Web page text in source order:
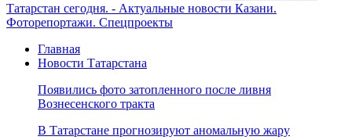
Татарстан сегодня. - Актуальные новости Казани.
Фоторепортажи. Спецпроекты
Главная
Новости Татарстана
Появились фото затопленного после ливня
Вознесенского тракта
В Татарстане прогнозируют аномальную жару